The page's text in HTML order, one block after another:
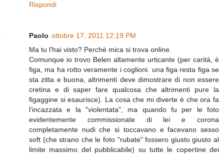
Rispondi
Paolo ottobre 17, 2011 12:19 PM
Ma tu l'hai visto? Perchè mica si trova online.
Comunque io trovo Belen altamente urticante (per carità, è
figa, ma ha rotto veramente i coglioni. una figa resta figa se
sta zitta e buona, altrimenti deve dimostrare di non essere
cretina e di saper fare qualcosa che altrimenti pure la
figaggine si esaurisce). La cosa che mi diverte è che ora fa
l'incazzata e la "violentata", ma quando fu per le foto
evidentemente commissionate di lei e corona
completamente nudi che si toccavano e facevano sesso
soft (che strano che le foto "rubate" fossero giusto giusto al
limite massimo del pubblicabile) su tutte le copertine dei